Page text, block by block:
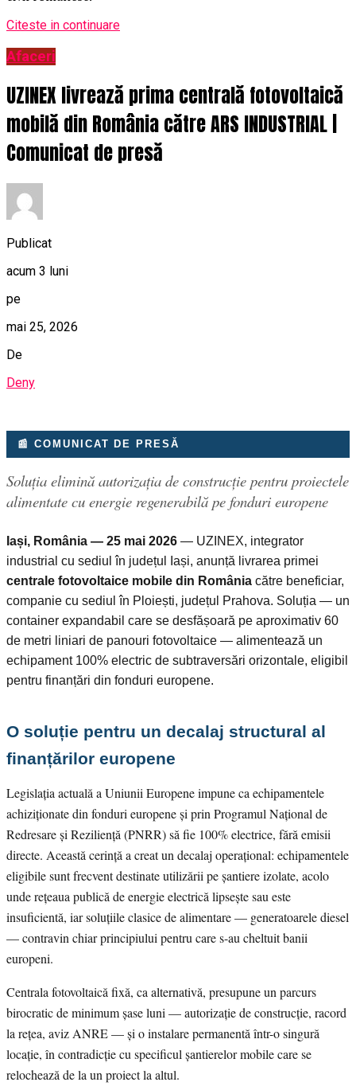
Citeste in continuare
Afaceri
UZINEX livrează prima centrală fotovoltaică
mobilă din România către ARS INDUSTRIAL |
Comunicat de presă
Publicat
acum 3 luni
pe
mai 25, 2026
De
Deny
📰 COMUNICAT DE PRESĂ
Soluția elimină autorizația de construcție pentru proiectele
alimentate cu energie regenerabilă pe fonduri europene
Iași, România — 25 mai 2026 — UZINEX, integrator
industrial cu sediul în județul Iași, anunță livrarea primei
centrale fotovoltaice mobile din România către beneficiar,
companie cu sediul în Ploiești, județul Prahova. Soluția — un
container expandabil care se desfășoară pe aproximativ 60
de metri liniari de panouri fotovoltaice — alimentează un
echipament 100% electric de subtraversări orizontale, eligibil
pentru finanțări din fonduri europene.
O soluție pentru un decalaj structural al
finanțărilor europene
Legislația actuală a Uniunii Europene impune ca echipamentele
achiziționate din fonduri europene și prin Programul Național de
Redresare și Reziliență (PNRR) să fie 100% electrice, fără emisii
directe. Această cerință a creat un decalaj operațional: echipamentele
eligibile sunt frecvent destinate utilizării pe șantiere izolate, acolo
unde rețeaua publică de energie electrică lipsește sau este
insuficientă, iar soluțiile clasice de alimentare — generatoarele diesel
— contravin chiar principiului pentru care s-au cheltuit banii
europeni.
Centrala fotovoltaică fixă, ca alternativă, presupune un parcurs
birocratic de minimum șase luni — autorizație de construcție, racord
la rețea, aviz ANRE — și o instalare permanentă într-o singură
locație, în contradicție cu specificul șantierelor mobile care se
relochează de la un proiect la altul.